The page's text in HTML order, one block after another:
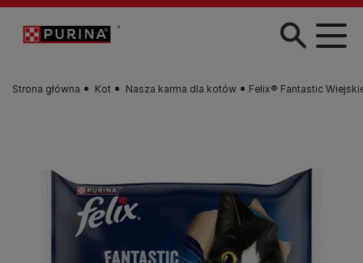
Przejdź do treści
Strona główna Kot Nasza karma dla kotów Felix® Fantastic